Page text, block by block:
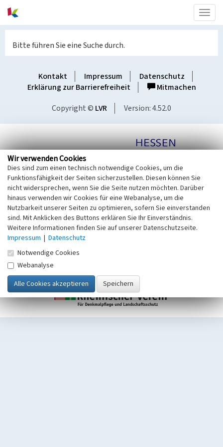
Bitte führen Sie eine Suche durch.
Kontakt Impressum
Datenschutz
Erklärung zur Barrierefreiheit
Mitmachen
Copyright © LVR Version: 4.52.0
Wir verwenden Cookies
Dies sind zum einen technisch notwendige Cookies, um die
Funktionsfähigkeit der Seiten sicherzustellen. Diesen können Sie
nicht widersprechen, wenn Sie die Seite nutzen möchten. Darüber
hinaus verwenden wir Cookies für eine Webanalyse, um die
Nutzbarkeit unserer Seiten zu optimieren, sofern Sie einverstanden
sind. Mit Anklicken des Buttons erklären Sie Ihr Einverständnis.
Weitere Informationen finden Sie auf unserer Datenschutzseite.
Impressum | Datenschutz
Notwendige Cookies
Webanalyse